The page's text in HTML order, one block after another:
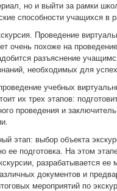
но и выйти за рамки
способности учащихся в
Проведение
очень похоже на
разъяснение
необходимых для
учебных
их трех этапов:
проведения и
этап: выбор объекта
ее подготовка. На этом
разрабатывается ее
документов и
мероприятий по